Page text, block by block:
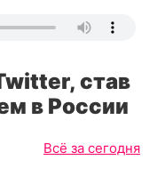
став
в России
Всё за сегодня